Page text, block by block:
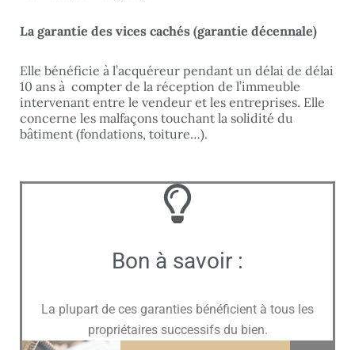
La garantie des vices cachés (garantie décennale)
Elle bénéficie à l’acquéreur pendant un délai de délai
10 ans à compter de la réception de l’immeuble
intervenant entre le vendeur et les entreprises. Elle
concerne les malfaçons touchant la solidité du
bâtiment (fondations, toiture…).
Bon à savoir :
La plupart de ces garanties bénéficient à tous les
propriétaires successifs du bien.